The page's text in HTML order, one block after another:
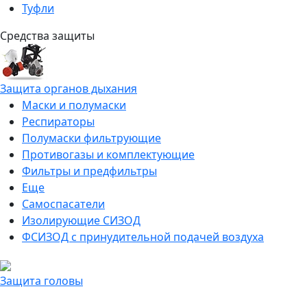
Туфли
Средства защиты
Защита органов дыхания
Маски и полумаски
Респираторы
Полумаски фильтрующие
Противогазы и комплектующие
Фильтры и предфильтры
Еще
Самоспасатели
Изолирующие СИЗОД
ФСИЗОД с принудительной подачей воздуха
Защита головы